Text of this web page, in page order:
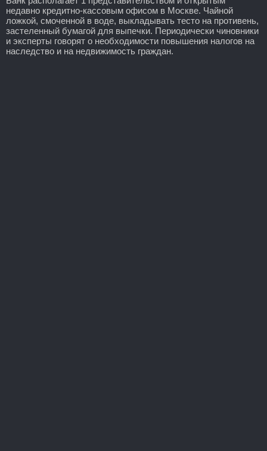
недавно кредитно-кассовым офисом в Москве. Чайной
ложкой, смоченной в воде, выкладывать тесто на противень,
застеленный бумагой для выпечки. Периодически чиновники
и эксперты говорят о необходимости повышения налогов на
наследство и на недвижимость граждан.